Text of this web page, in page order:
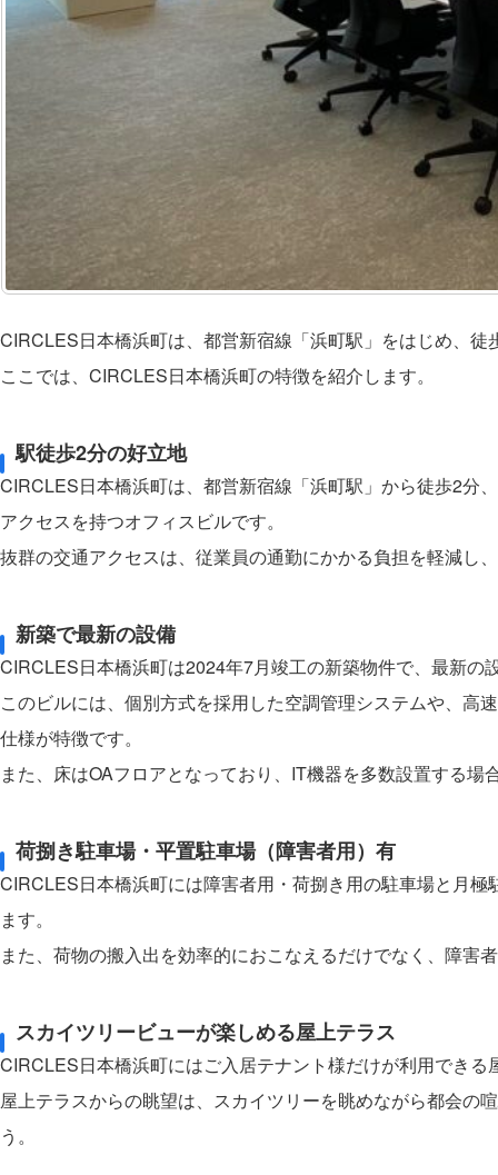
CIRCLES日本橋浜町は、都営新宿線「浜町駅」をはじめ、
ここでは、CIRCLES日本橋浜町の特徴を紹介します。
駅徒歩2分の好立地
CIRCLES日本橋浜町は、都営新宿線「浜町駅」から徒歩2分
アクセスを持つオフィスビルです。
抜群の交通アクセスは、従業員の通勤にかかる負担を軽減し
新築で最新の設備
CIRCLES日本橋浜町は2024年7月竣工の新築物件で、最新の
このビルには、個別方式を採用した空調管理システムや、高
仕様が特徴です。
また、床はOAフロアとなっており、IT機器を多数設置する場
荷捌き駐車場・平置駐車場（障害者用）有
CIRCLES日本橋浜町には障害者用・荷捌き用の駐車場と月
ます。
また、荷物の搬入出を効率的におこなえるだけでなく、障
スカイツリービューが楽しめる屋上テラス
CIRCLES日本橋浜町にはご入居テナント様だけが利用できる
屋上テラスからの眺望は、スカイツリーを眺めながら都会の
う。